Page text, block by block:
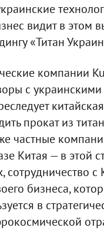
видит в этом
«Титан
компании
с
прокат из
частные
Китая — в этой
бизнеса,
в